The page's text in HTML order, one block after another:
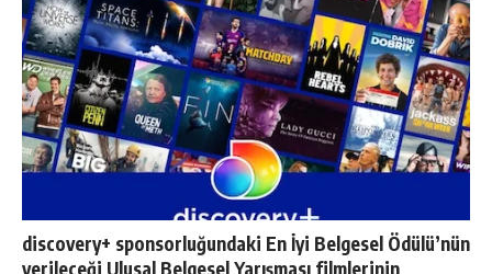
discovery+ sponsorluğundaki En İyi Belgesel Ödülü’nün
verileceği Ulusal Belgesel Yarışması filmlerinin